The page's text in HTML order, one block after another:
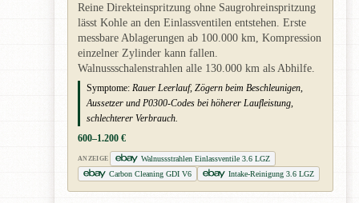
Reine Direkteinspritzung ohne Saugrohreinspritzung
lässt Kohle an den Einlassventilen entstehen. Erste
messbare Ablagerungen ab 100.000 km, Kompression
einzelner Zylinder kann fallen.
Walnussschalenstrahlen alle 130.000 km als Abhilfe.
Symptome: Rauer Leerlauf, Zögern beim Beschleunigen,
Aussetzer und P0300-Codes bei höherer Laufleistung,
schlechterer Verbrauch.
600–1.200 €
ANZEIGE
Walnussstrahlen Einlassventile 3.6 LGZ
Carbon Cleaning GDI V6
Intake-Reinigung 3.6 LGZ